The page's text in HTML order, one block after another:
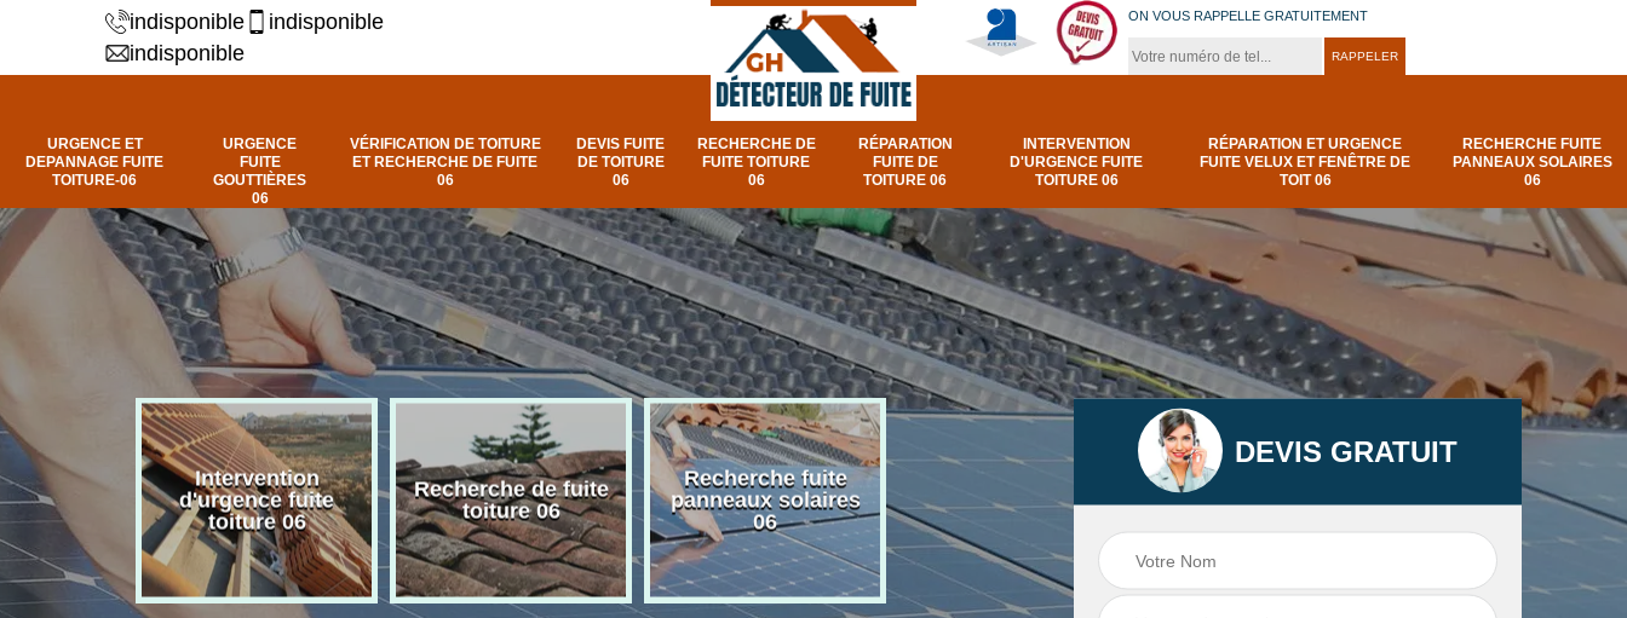
indisponible
indisponible
indisponible
ON VOUS RAPPELLE GRATUITEMENT
URGENCE ET
DEPANNAGE FUITE
TOITURE-06
URGENCE
FUITE
GOUTTIÈRES
06
VÉRIFICATION DE TOITURE
ET RECHERCHE DE FUITE
06
DEVIS FUITE
DE TOITURE
06
RECHERCHE DE
FUITE TOITURE
06
RÉPARATION
FUITE DE
TOITURE 06
INTERVENTION
D'URGENCE FUITE
TOITURE 06
RÉPARATION ET URGENCE
FUITE VELUX ET FENÊTRE DE
TOIT 06
RECHERCHE FUITE
PANNEAUX SOLAIRES
06
de
06
Intervention
d'urgence fuite
toiture 06
Recherche de fuite
toiture 06
Recherche fuite
panneaux solaires
06
urgence fuite velux
et fenêtre de toit 06
Réparation fuite de
toiture 06
Urgence et
depannage fuite
DEVIS GRATUIT